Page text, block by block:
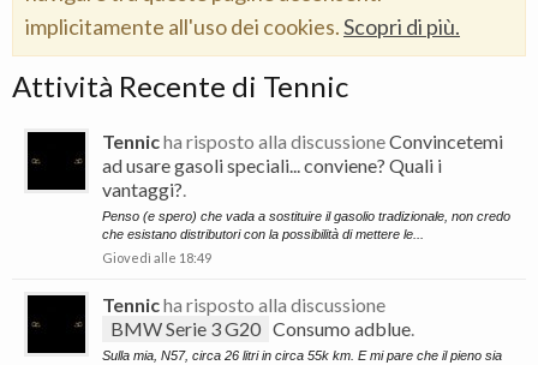
implicitamente all'uso dei cookies.Scopri di più.
Attività Recente di Tennic
Tennicha risposto alla discussioneConvincetemi
ad usare gasoli speciali... conviene? Quali i
vantaggi?.
Penso (e spero) che vada a sostituire il gasolio tradizionale, non credo
che esistano distributori con la possibilità di mettere le...
Giovedì alle 18:49
Tennicha risposto alla discussione
BMW Serie 3 G20 Consumo adblue.
Sulla mia, N57, circa 26 litri in circa 55k km. E mi pare che il pieno sia